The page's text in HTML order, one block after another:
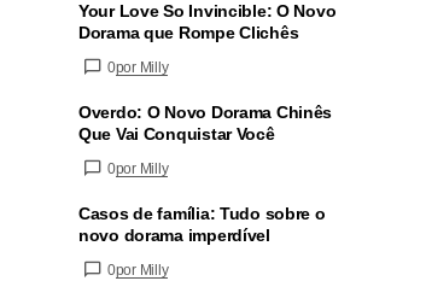
Your Love So Invincible: O Novo
Dorama que Rompe Clichês
0por Milly
Overdo: O Novo Dorama Chinês
Que Vai Conquistar Você
0por Milly
Casos de família: Tudo sobre o
novo dorama imperdível
0por Milly